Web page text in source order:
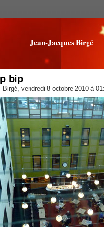
Jean-Jacques Birgé
bip
Birgé, vendredi 8 octobre 2010 à